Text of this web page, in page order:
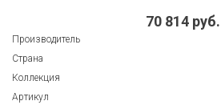
70 814 руб.
Производитель
Страна
Коллекция
Артикул